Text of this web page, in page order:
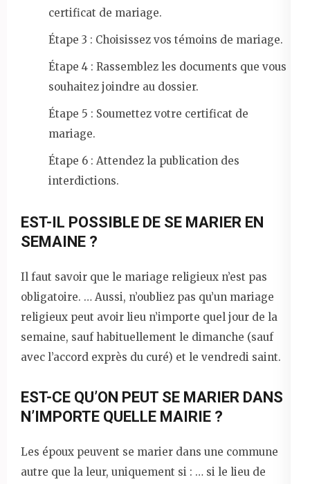
certificat de mariage.
Étape 3 : Choisissez vos témoins de mariage.
Étape 4 : Rassemblez les documents que vous
souhaitez joindre au dossier.
Étape 5 : Soumettez votre certificat de
mariage.
Étape 6 : Attendez la publication des
interdictions.
EST-IL POSSIBLE DE SE MARIER EN
SEMAINE ?
Il faut savoir que le mariage religieux n’est pas
obligatoire. … Aussi, n’oubliez pas qu’un mariage
religieux peut avoir lieu n’importe quel jour de la
semaine, sauf habituellement le dimanche (sauf
avec l’accord exprès du curé) et le vendredi saint.
EST-CE QU’ON PEUT SE MARIER DANS
N’IMPORTE QUELLE MAIRIE ?
Les époux peuvent se marier dans une commune
autre que la leur, uniquement si : … si le lieu de